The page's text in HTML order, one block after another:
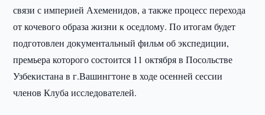
связи с империей Ахеменидов, а также процесс перехода
от кочевого образа жизни к оседлому. По итогам будет
подготовлен документальный фильм об экспедиции,
премьера которого состоится 11 октября в Посольстве
Узбекистана в г.Вашингтоне в ходе осенней сессии
членов Клуба исследователей.